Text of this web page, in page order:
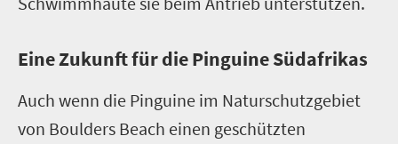
Eine Zukunft für die Pinguine Südafrikas
Auch wenn die Pinguine im Naturschutzgebiet
von Boulders Beach einen geschützten